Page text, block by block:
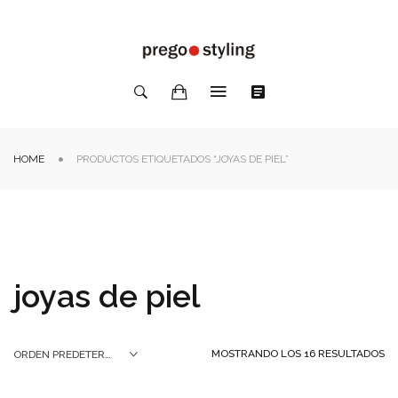
HOME PRODUCTOS ETIQUETADOS “JOYAS DE PIEL”
joyas de piel
MOSTRANDO LOS 16 RESULTADOS
ORDEN PREDETERMINADO